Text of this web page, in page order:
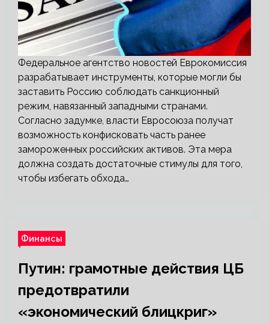
Федеральное агентство новостей Еврокомиссия
разрабатывает инструменты, которые могли бы
заставить Россию соблюдать санкционный
режим, навязанный западными странами.
Согласно задумке, власти Евросоюза получат
возможность конфисковать часть ранее
замороженных российских активов. Эта мера
должна создать достаточные стимулы для того,
чтобы избегать обхода…
Финансы
Путин: грамотные действия ЦБ
предотвратили
«экономический блицкриг»